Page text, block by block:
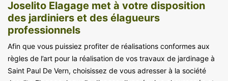
Joselito Elagage met à votre disposition
des jardiniers et des élagueurs
professionnels
Afin que vous puissiez profiter de réalisations conformes aux
règles de l’art pour la réalisation de vos travaux de jardinage à
Saint Paul De Vern, choisissez de vous adresser à la société